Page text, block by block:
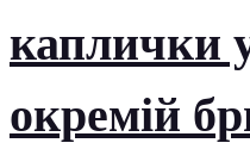
каплички
окремій